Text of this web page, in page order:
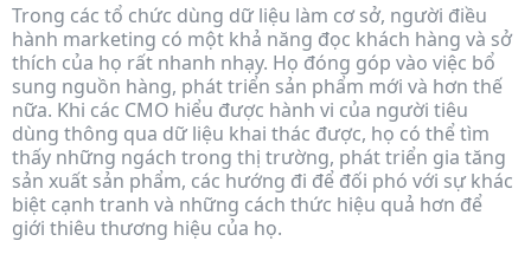
Trong các tổ chức dùng dữ liệu làm cơ sở, người điều
hành marketing có một khả năng đọc khách hàng và sở
thích của họ rất nhanh nhạy. Họ đóng góp vào việc bổ
sung nguồn hàng, phát triển sản phẩm mới và hơn thế
nữa. Khi các CMO hiểu được hành vi của người tiêu
dùng thông qua dữ liệu khai thác được, họ có thể tìm
thấy những ngách trong thị trường, phát triển gia tăng
sản xuất sản phẩm, các hướng đi để đối phó với sự khác
biệt cạnh tranh và những cách thức hiệu quả hơn để
giới thiêu thương hiệu của họ.